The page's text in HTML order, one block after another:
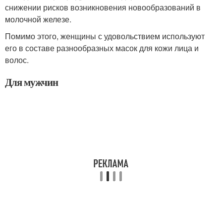
снижении рисков возникновения новообразований в
молочной железе.
Помимо этого, женщины с удовольствием используют
его в составе разнообразных масок для кожи лица и
волос.
Для мужчин